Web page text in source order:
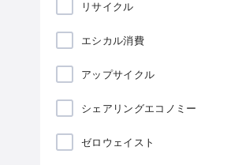
リサイクル
エシカル消費
アップサイクル
シェアリングエコノミー
ゼロウェイスト